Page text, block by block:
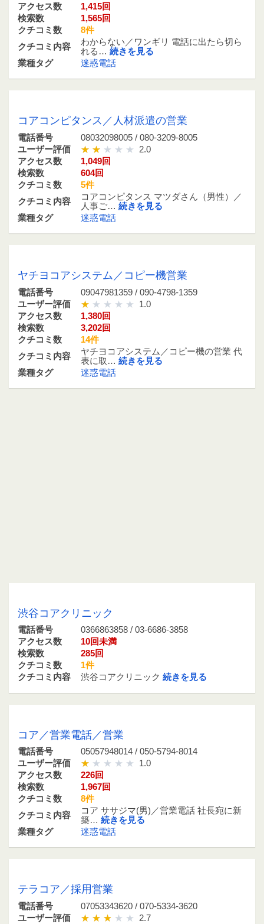
アクセス数
1,415回
検索数
1,565回
クチコミ数
8件
クチコミ内容
わからない／ワンギリ 電話に出たら切ら
れる… 続きを見る
業種タグ
迷惑電話
コアコンピタンス／人材派遣の営業
電話番号
08032098005 / 080-3209-8005
ユーザー評価
2.0
アクセス数
1,049回
検索数
604回
クチコミ数
5件
クチコミ内容
コアコンピタンス マツダさん（男性）／
人事ご… 続きを見る
業種タグ
迷惑電話
ヤチヨコアシステム／コピー機営業
電話番号
09047981359 / 090-4798-1359
ユーザー評価
1.0
アクセス数
1,380回
検索数
3,202回
クチコミ数
14件
クチコミ内容
ヤチヨコアシステム／コピー機の営業 代
表に取… 続きを見る
業種タグ
迷惑電話
渋谷コアクリニック
電話番号
0366863858 / 03-6686-3858
アクセス数
10回未満
検索数
285回
クチコミ数
1件
クチコミ内容
渋谷コアクリニック 続きを見る
コア／営業電話／営業
電話番号
05057948014 / 050-5794-8014
ユーザー評価
1.0
アクセス数
226回
検索数
1,967回
クチコミ数
8件
クチコミ内容
コア ササジマ(男)／営業電話 社長宛に新
築… 続きを見る
業種タグ
迷惑電話
テラコア／採用営業
電話番号
07053343620 / 070-5334-3620
ユーザー評価
2.7